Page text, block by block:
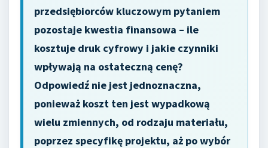
przedsiębiorców kluczowym pytaniem
pozostaje kwestia finansowa – ile
kosztuje druk cyfrowy i jakie czynniki
wpływają na ostateczną cenę?
Odpowiedź nie jest jednoznaczna,
ponieważ koszt ten jest wypadkową
wielu zmiennych, od rodzaju materiału,
poprzez specyfikę projektu, aż po wybór